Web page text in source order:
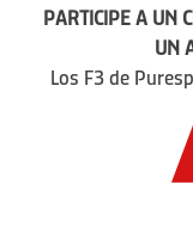
PARTICIPE A UN
UN
Los F3 de